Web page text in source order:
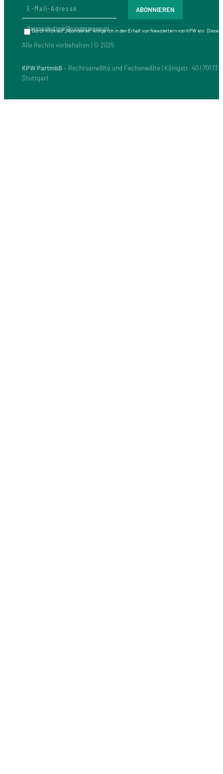
DatenschutzerklärungImpressum
Alle Rechte vorbehalten | © 2025
KPW PartmbB– Rechtsanwälte und Fachanwälte | Königstr. 40 | 70173
Stuttgart
Durch Klick auf „Abonnieren“ willige ich in den Erhalt von Newslettern von KPW ein.